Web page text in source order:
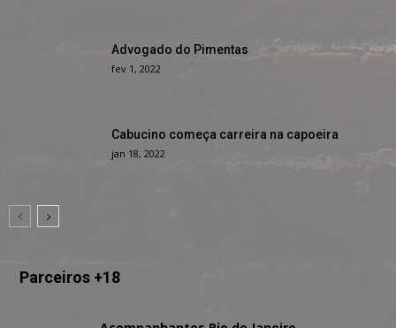
Advogado do Pimentas
fev 1, 2022
Cabucino começa carreira na capoeira
jan 18, 2022
Parceiros +18